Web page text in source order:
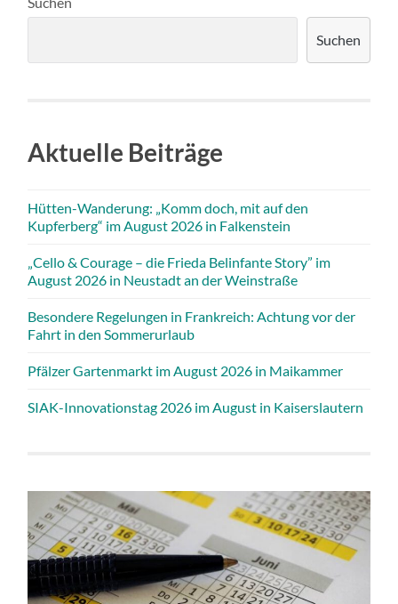
Suchen
Aktuelle Beiträge
Hütten-Wanderung: „Komm doch, mit auf den
Kupferberg“ im August 2026 in Falkenstein
„Cello & Courage – die Frieda Belinfante Story” im
August 2026 in Neustadt an der Weinstraße
Besondere Regelungen in Frankreich: Achtung vor der
Fahrt in den Sommerurlaub
Pfälzer Gartenmarkt im August 2026 in Maikammer
SIAK-Innovationstag 2026 im August in Kaiserslautern